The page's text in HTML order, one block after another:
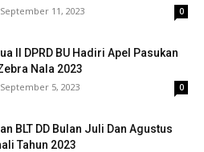
September 11, 2023 0
II DPRD BU Hadiri Apel Pasukan
Nala 2023
September 5, 2023 0
BLT DD Bulan Juli Dan Agustus
Tahun 2023